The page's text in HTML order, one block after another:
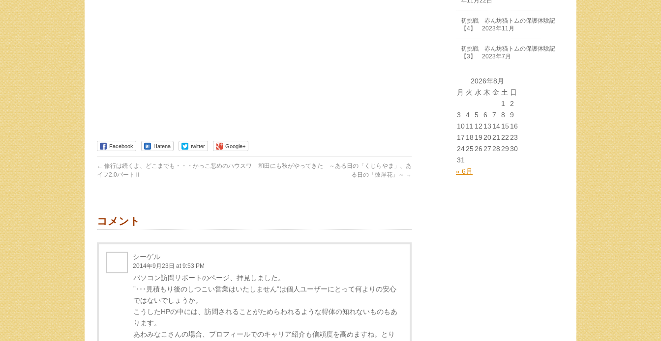
Facebook Hatena twitter Google+
← 修行は続くよ、どこまでも・・・かっこ悪めのハウスワ
イフ2.0パートⅡ
和田にも秋がやってきた ～ある日の「くじらやま」、あ
る日の「彼岸花」～ →
コメント
シーゲル
2014年9月23日 at 9:53 PM
パソコン訪問サポートのページ、拝見しました。
”･･･見積もり後のしつこい営業はいたしません”は個人ユーザーにとって何よりの安心
ではないでしょうか。
こうしたHPの中には、訪問されることがためらわれるような得体の知れないものもあ
ります。
あわみなこさんの場合、プロフィールでのキャリア紹介も信頼度を高めますね。とり
初挑戦 赤ん坊猫トムの保護体験記
【4】 2023年11月
初挑戦 赤ん坊猫トムの保護体験記
【3】 2023年7月
2026年8月
月 火 水 木 金 土 日
1
2
3
4 5 6 7 8
9
1011 12 13 1415 16
17 18 19 2021 22 23
2425 26 27 28 2930
31
« 6月